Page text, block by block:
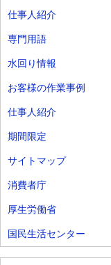
仕事人紹介
専門用語
水回り情報
お客様の作業事例
仕事人紹介
期間限定
サイトマップ
消費者庁
厚生労働省
国民生活センター